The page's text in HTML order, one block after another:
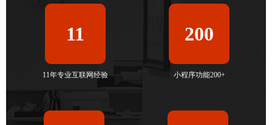
11
11年专业互联网经验
200
小程序功能200+